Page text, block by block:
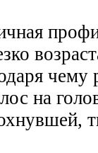
чему
на